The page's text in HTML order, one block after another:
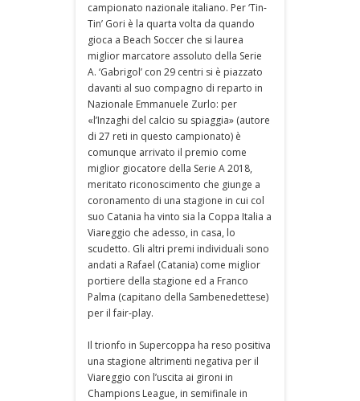
campionato nazionale italiano. Per ‘Tin-
Tin’ Gori è la quarta volta da quando
gioca a Beach Soccer che si laurea
miglior marcatore assoluto della Serie
A. ‘Gabrigol’ con 29 centri si è piazzato
davanti al suo compagno di reparto in
Nazionale Emmanuele Zurlo: per
«l’Inzaghi del calcio su spiaggia» (autore
di 27 reti in questo campionato) è
comunque arrivato il premio come
miglior giocatore della Serie A 2018,
meritato riconoscimento che giunge a
coronamento di una stagione in cui col
suo Catania ha vinto sia la Coppa Italia a
Viareggio che adesso, in casa, lo
scudetto. Gli altri premi individuali sono
andati a Rafael (Catania) come miglior
portiere della stagione ed a Franco
Palma (capitano della Sambenedettese)
per il fair-play.
Il trionfo in Supercoppa ha reso positiva
una stagione altrimenti negativa per il
Viareggio con l’uscita ai gironi in
Champions League, in semifinale in